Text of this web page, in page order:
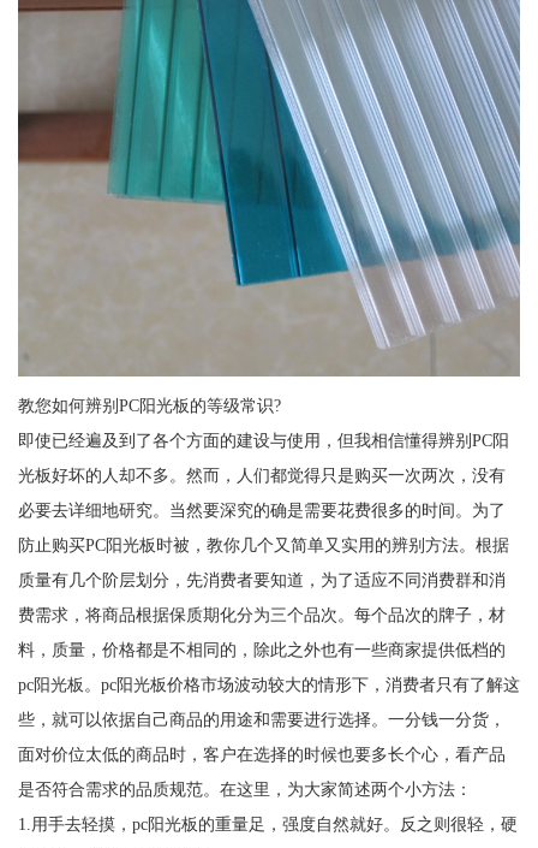
教您如何辨别PC阳光板的等级常识?
即使已经遍及到了各个方面的建设与使用，但我相信懂得辨别PC阳
光板好坏的人却不多。然而，人们都觉得只是购买一次两次，没有
必要去详细地研究。当然要深究的确是需要花费很多的时间。为了
防止购买PC阳光板时被，教你几个又简单又实用的辨别方法。根据
质量有几个阶层划分，先消费者要知道，为了适应不同消费群和消
费需求，将商品根据保质期化分为三个品次。每个品次的牌子，材
料，质量，价格都是不相同的，除此之外也有一些商家提供低档的
pc阳光板。pc阳光板价格市场波动较大的情形下，消费者只有了解这
些，就可以依据自己商品的用途和需要进行选择。一分钱一分货，
面对价位太低的商品时，客户在选择的时候也要多长个心，看产品
是否符合需求的品质规范。在这里，为大家简述两个小方法：
1.用手去轻摸，pc阳光板的重量足，强度自然就好。反之则很轻，硬